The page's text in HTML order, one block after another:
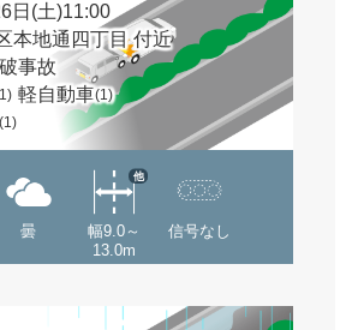
日(土)11:00
本地通四丁目 付近
事故
軽自動車(1)
(1)
曇
幅9.0～
13.0m
他
信号なし